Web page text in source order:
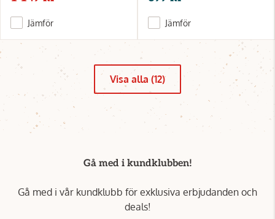
Jämför Jämför
Visa alla (12)
Gå med i kundklubben!
Gå med i vår kundklubb för exklusiva erbjudanden och
deals!